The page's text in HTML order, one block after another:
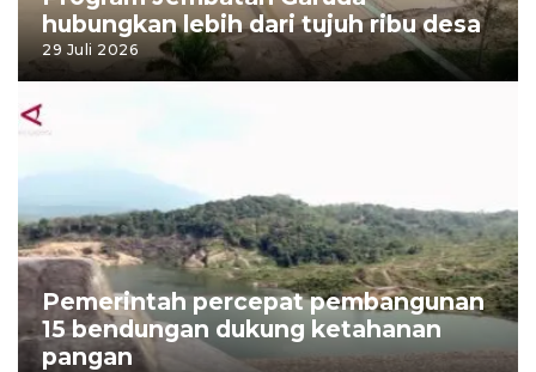
hubungkan lebih dari tujuh ribu desa
29 Juli 2026
Pemerintah percepat pembangunan
15 bendungan dukung ketahanan
pangan